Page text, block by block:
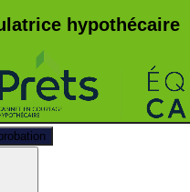
hypothécaire